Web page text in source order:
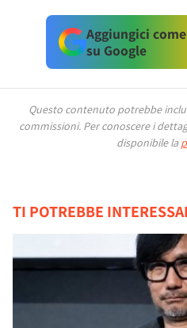
Aggiungici
su Google
Questo contenuto potrebbe
commissioni. Per conoscere i
disponibile la
TI POTREBBE